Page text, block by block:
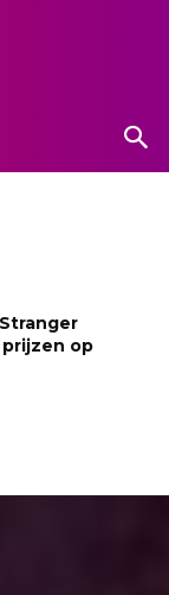
prijzen op